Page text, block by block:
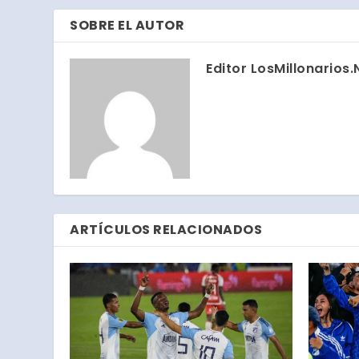
SOBRE EL AUTOR
Editor
ARTÍCULOS RELACIONADOS